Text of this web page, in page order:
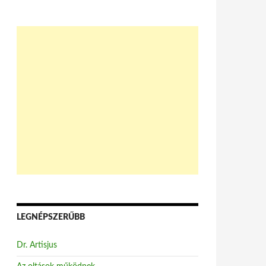
LEGNÉPSZERŰBB
Dr. Artisjus